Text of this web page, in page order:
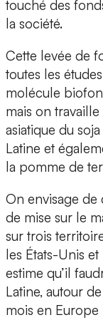
touché des
la société.
Cette levée de
toutes les
molécule
mais on
asiatique du
Latine et
la pomme de
On envisage de
de mise sur le
sur trois
les États-Unis
estime qu’il
Latine, autour
mois en